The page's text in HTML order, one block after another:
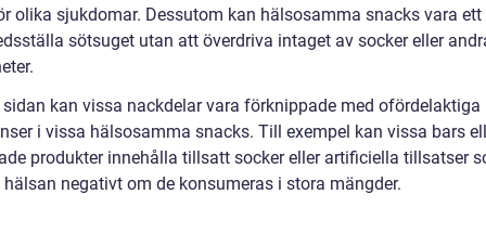
olika sjukdomar. Dessutom kan hälsosamma snacks vara
sötsuget utan att överdriva intaget av socker eller
sidan kan vissa nackdelar vara förknippade med ofördelaktiga
i vissa hälsosamma snacks. Till exempel kan vissa bars
produkter innehålla tillsatt socker eller artificiella tillsatser
hälsan negativt om de konsumeras i stora mängder.